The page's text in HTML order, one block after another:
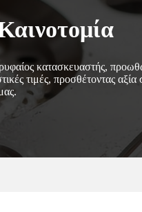
κατασκευαστής,
τιμές, προσθέτοντας αξία